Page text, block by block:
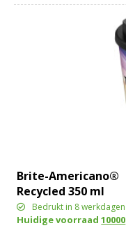
Brite-Americano®
Recycled 350 ml
geïsoleerde beker
Bedrukt in 8 werkdagen
Huidige voorraad10000